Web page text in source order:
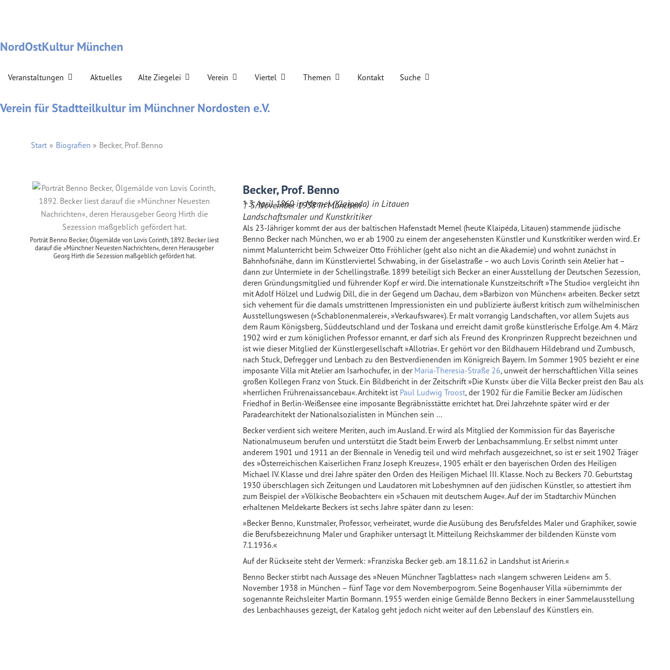
NordOstKultur München
Veranstaltungen Öffne Veranstaltungen
Aktuelles Alte Ziegelei Öffne Alte Ziegelei
Verein Öffne Verein
Viertel Öffne Viertel
Themen Öffne Themen
Kontakt Suche Öffne Suche
Verein für Stadtteilkultur im Münchner Nordosten e.V.
Start Biografien Becker, Prof. Benno
Porträt Benno Becker, Ölgemälde von Lovis Corinth, 1892. Becker liest
darauf die »Münchner Neuesten Nachrichten«, deren Herausgeber
Georg Hirth die Sezession maßgeblich gefördert hat.
Becker, Prof. Benno
* 3. April 1860 in Memel (Klaipeda) in Litauen
† 5. November 1938 in München
Landschaftsmaler und Kunstkritiker
Als 23-Jähriger kommt der aus der baltischen Hafenstadt Memel (heute Klaipéda, Litauen) stammende jüdische
Benno Becker nach München, wo er ab 1900 zu einem der angesehensten Künstler und Kunstkritiker werden wird. Er
nimmt Malunterricht beim Schweizer Otto Fröhlicher (geht also nicht an die Akademie) und wohnt zunächst in
Bahnhofsnähe, dann im Künstlerviertel Schwabing, in der Giselastraße – wo auch Lovis Corinth sein Atelier hat –
dann zur Untermiete in der Schellingstraße. 1899 beteiligt sich Becker an einer Ausstellung der Deutschen Sezession,
deren Gründungsmitglied und führender Kopf er wird. Die internationale Kunstzeitschrift »The Studio« vergleicht ihn
mit Adolf Hölzel und Ludwig Dill, die in der Gegend um Dachau, dem »Barbizon von München« arbeiten. Becker setzt
sich vehement für die damals umstrittenen Impressionisten ein und publizierte äußerst kritisch zum wilhelminischen
Ausstellungswesen (»Schablonenmalerei«, »Verkaufsware«). Er malt vorrangig Landschaften, vor allem Sujets aus
dem Raum Königsberg, Süddeutschland und der Toskana und erreicht damit große künstlerische Erfolge. Am 4. März
1902 wird er zum königlichen Professor ernannt, er darf sich als Freund des Kronprinzen Rupprecht bezeichnen und
ist wie dieser Mitglied der Künstlergesellschaft »Allotria«. Er gehört vor den Bildhauern Hildebrand und Zumbusch,
nach Stuck, Defregger und Lenbach zu den Bestverdienenden im Königreich Bayern. Im Sommer 1905 bezieht er eine
imposante Villa mit Atelier am Isarhochufer, in der Maria-Theresia-Straße 26, unweit der herrschaftlichen Villa seines
großen Kollegen Franz von Stuck. Ein Bildbericht in der Zeitschrift »Die Kunst« über die Villa Becker preist den Bau als
»herrlichen Frührenaissancebau«. Architekt ist Paul Ludwig Troost, der 1902 für die Familie Becker am Jüdischen
Friedhof in Berlin-Weißensee eine imposante Begräbnisstätte errichtet hat. Drei Jahrzehnte später wird er der
Paradearchitekt der Nationalsozialisten in München sein …
Becker verdient sich weitere Meriten, auch im Ausland. Er wird als Mitglied der Kommission für das Bayerische
Nationalmuseum berufen und unterstützt die Stadt beim Erwerb der Lenbachsammlung. Er selbst nimmt unter
anderem 1901 und 1911 an der Biennale in Venedig teil und wird mehrfach ausgezeichnet, so ist er seit 1902 Träger
des »Österreichischen Kaiserlichen Franz Joseph Kreuzes«, 1905 erhält er den bayerischen Orden des Heiligen
Michael IV. Klasse und drei Jahre später den Orden des Heiligen Michael III. Klasse. Noch zu Beckers 70. Geburtstag
1930 überschlagen sich Zeitungen und Laudatoren mit Lobeshymnen auf den jüdischen Künstler, so attestiert ihm
zum Beispiel der »Völkische Beobachter« ein »Schauen mit deutschem Auge«. Auf der im Stadtarchiv München
erhaltenen Meldekarte Beckers ist sechs Jahre später dann zu lesen:
»Becker Benno, Kunstmaler, Professor, verheiratet, wurde die Ausübung des Berufsfeldes Maler und Graphiker, sowie
die Berufsbezeichnung Maler und Graphiker untersagt lt. Mitteilung Reichskammer der bildenden Künste vom
7.1.1936.«
Auf der Rückseite steht der Vermerk: »Franziska Becker geb. am 18.11.62 in Landshut ist Arierin.«
Benno Becker stirbt nach Aussage des »Neuen Münchner Tagblattes» nach »langem schweren Leiden« am 5.
November 1938 in München – fünf Tage vor dem Novemberpogrom. Seine Bogenhauser Villa »übernimmt« der
sogenannte Reichsleiter Martin Bormann. 1955 werden einige Gemälde Benno Beckers in einer Sammelausstellung
des Lenbachhauses gezeigt, der Katalog geht jedoch nicht weiter auf den Lebenslauf des Künstlers ein.